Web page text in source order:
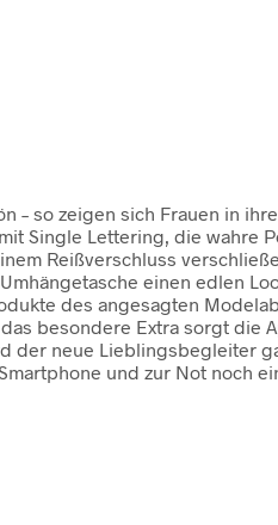
– so zeigen sich Frauen in
Single Lettering, die wahre
Reißverschluss
einen edlen
des angesagten
besondere Extra sorgt
neue Lieblingsbegleiter
und zur Not noch